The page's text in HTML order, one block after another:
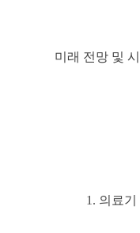
미래 전망 및 시
1. 의료기